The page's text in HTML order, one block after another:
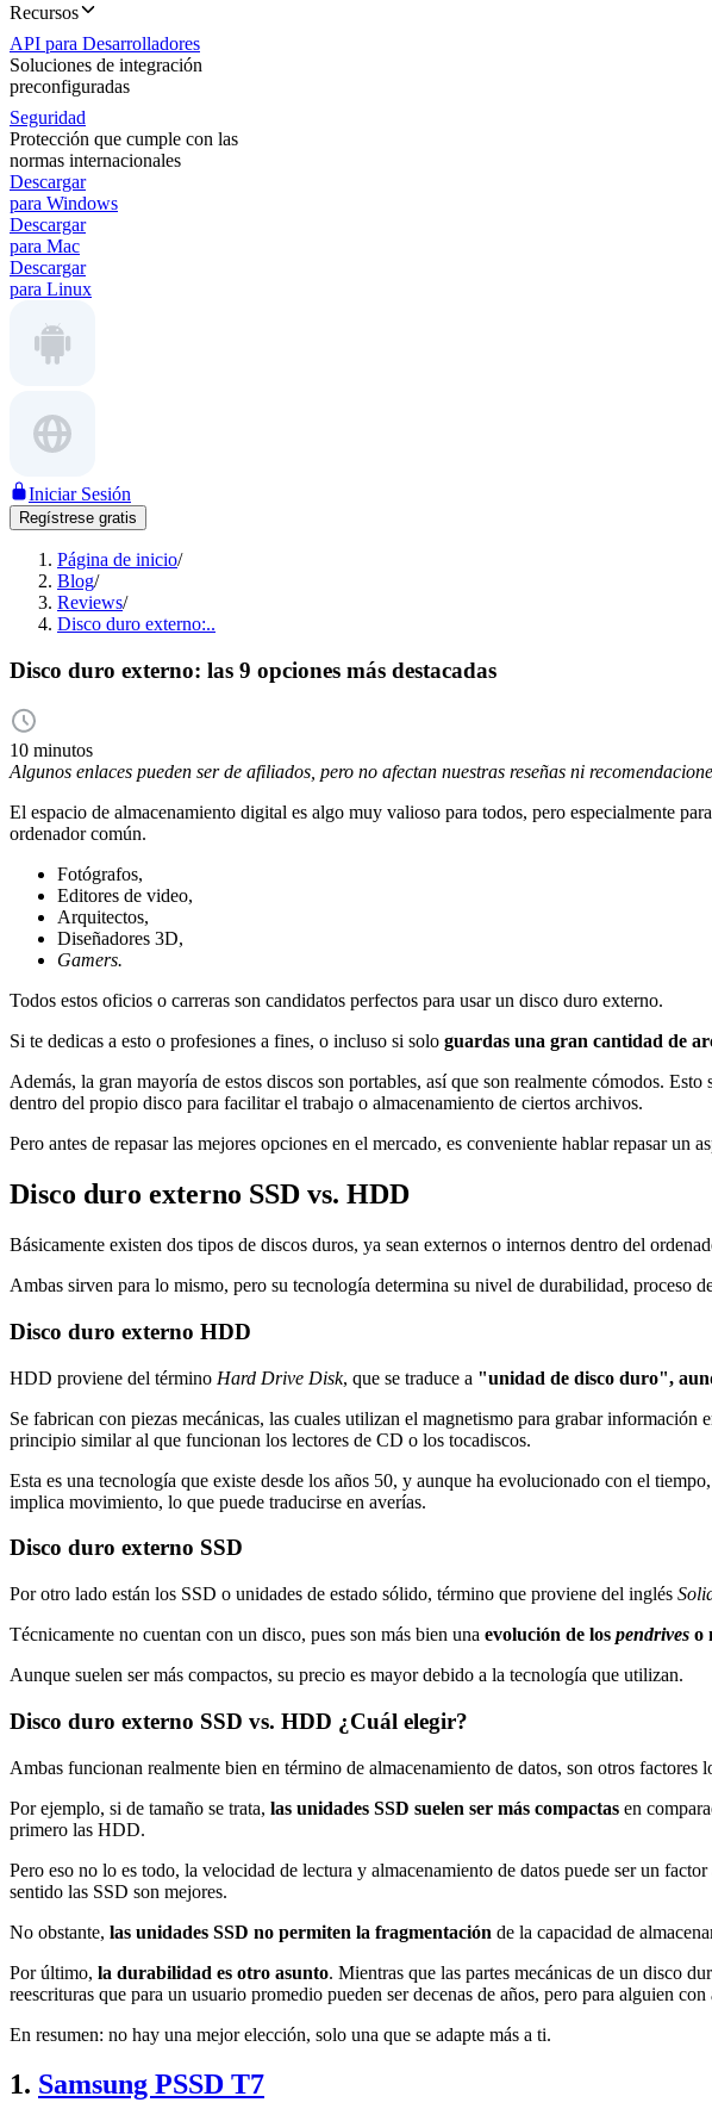
Recursos
API para Desarrolladores
Soluciones de integración
preconfiguradas
Seguridad
Protección que cumple con las
normas internacionales
Descargar
para Windows
Descargar
para Mac
Descargar
para Linux
Iniciar Sesión
Regístrese gratis
Página de inicio/
Blog/
Reviews/
Disco duro externo:..
Disco duro externo: las 9 opciones más destacadas
10 minutos
Algunos enlaces pueden ser de afiliados, pero no afectan nuestras reseñas ni
El espacio de almacenamiento digital es algo muy valioso para todos, pero especialmente
ordenador común.
Fotógrafos,
Editores de video,
Arquitectos,
Diseñadores 3D,
Gamers.
Todos estos oficios o carreras son candidatos perfectos para usar un disco duro externo.
Si te dedicas a esto o profesiones a fines, o incluso si solo guardas una gran cantidad de
Además, la gran mayoría de estos discos son portables, así que son realmente cómodos.
dentro del propio disco para facilitar el trabajo o almacenamiento de ciertos archivos.
Pero antes de repasar las mejores opciones en el mercado, es conveniente hablar repasar un
Disco duro externo SSD vs. HDD
Básicamente existen dos tipos de discos duros, ya sean externos o internos dentro del
Ambas sirven para lo mismo, pero su tecnología determina su nivel de durabilidad, proceso
Disco duro externo HDD
HDD proviene del término Hard Drive Disk, que se traduce a "unidad de disco duro",
Se fabrican con piezas mecánicas, las cuales utilizan el magnetismo para grabar
principio similar al que funcionan los lectores de CD o los tocadiscos.
Esta es una tecnología que existe desde los años 50, y aunque ha evolucionado con el
implica movimiento, lo que puede traducirse en averías.
Disco duro externo SSD
Por otro lado están los SSD o unidades de estado sólido, término que proviene del inglés
Técnicamente no cuentan con un disco, pues son más bien una evolución de los pendrives o
Aunque suelen ser más compactos, su precio es mayor debido a la tecnología que utilizan.
Disco duro externo SSD vs. HDD ¿Cuál elegir?
Ambas funcionan realmente bien en término de almacenamiento de datos, son otros
Por ejemplo, si de tamaño se trata, las unidades SSD suelen ser más compactas en
primero las HDD.
Pero eso no lo es todo, la velocidad de lectura y almacenamiento de datos puede ser un
sentido las SSD son mejores.
No obstante, las unidades SSD no permiten la fragmentación de la capacidad de
Por último, la durabilidad es otro asunto. Mientras que las partes mecánicas de un disco
reescrituras que para un usuario promedio pueden ser decenas de años, pero para alguien
En resumen: no hay una mejor elección, solo una que se adapte más a ti.
1. Samsung PSSD T7